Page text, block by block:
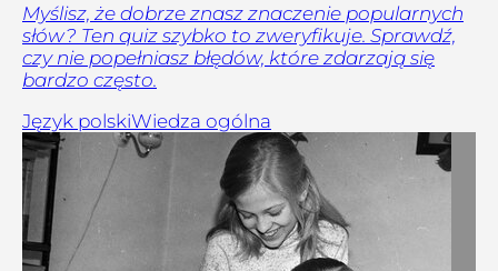
Myślisz, że dobrze znasz znaczenie popularnych
słów? Ten quiz szybko to zweryfikuje. Sprawdź,
czy nie popełniasz błędów, które zdarzają się
bardzo często.
Język polskiWiedza ogólna